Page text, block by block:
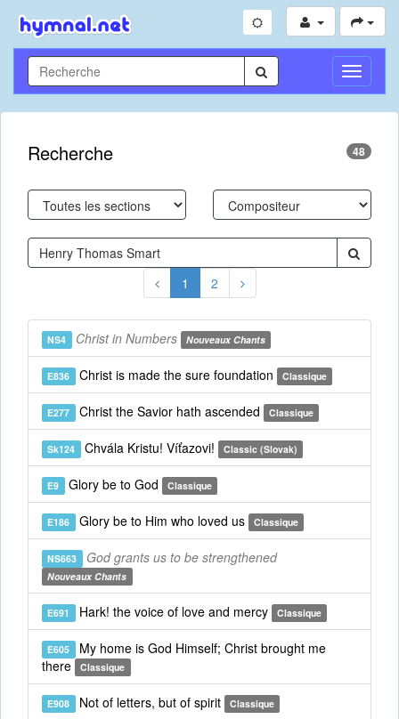
Toggle
Recherche 48
1 2
NS4 Christ in Numbers Nouveaux Chants
E836 Christ is made the sure foundation Classique
E277 Christ the Savior hath ascended Classique
Sk124 Chvála Kristu! Víťazovi! Classic (Slovak)
E9 Glory be to God Classique
E186 Glory be to Him who loved us Classique
NS663 God grants us to be strengthened
Nouveaux Chants
E691 Hark! the voice of love and mercy Classique
E605 My home is God Himself; Christ brought me
there
Classique
E908 Not of letters, but of spirit Classique